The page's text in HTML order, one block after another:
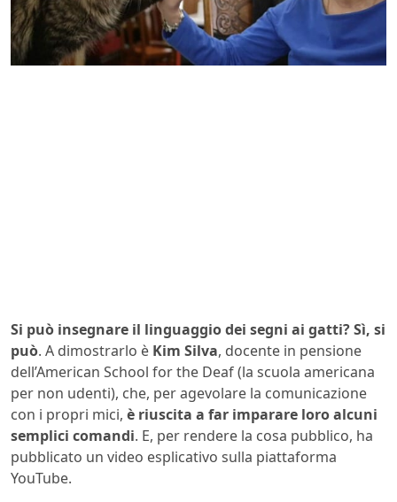
Si può insegnare il linguaggio dei segni ai gatti? Sì, si
può. A dimostrarlo è Kim Silva, docente in pensione
dell’American School for the Deaf (la scuola americana
per non udenti), che, per agevolare la comunicazione
con i propri mici, è riuscita a far imparare loro alcuni
semplici comandi. E, per rendere la cosa pubblico, ha
pubblicato un video esplicativo sulla piattaforma
YouTube.